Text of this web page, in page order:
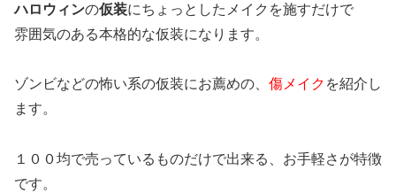
ハロウィンの仮装にちょっとしたメイクを施すだけで
雰囲気のある本格的な仮装になります。
ゾンビなどの怖い系の仮装にお薦めの、 傷メイク を紹介し
ます。
１００均で売っているものだけで出来る、お手軽さが特徴
です。